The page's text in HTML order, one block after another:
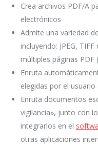
Crea archivos PDF/A
electrónicos
Admite una variedad
incluyendo: JPEG,
múltiples páginas PDF
Enruta
elegidas por el
Enruta documentos
vigilancia», junto con
integrarlos en el
otras aplicaciones